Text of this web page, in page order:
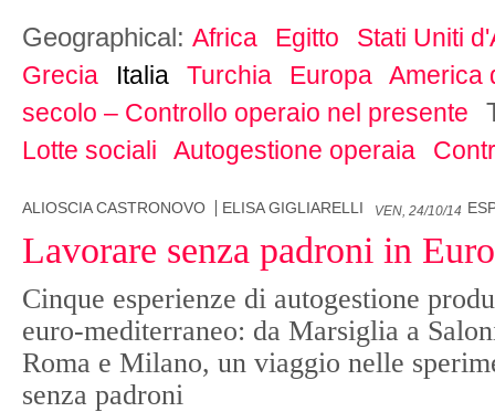
Geographical: Africa Egitto
Stati Uniti
Grecia
Italia Turchia Europa America
secolo – Controllo operaio nel presente
Lotte sociali Autogestione operaia
ALIOSCIA CASTRONOVO ELISA GIGLIARELLI VEN, 24/10/14
Lavorare senza padroni in
Cinque esperienze di autogestione
euro-mediterraneo: da Marsiglia a
Roma e Milano, un viaggio nelle
senza padroni